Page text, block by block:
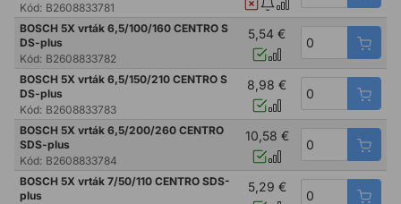
Kód: B2608833781
BOSCH 5X vrták 6,5/100/160 CENTRO S
DS-plus
Kód: B2608833782
5,54 €
BOSCH 5X vrták 6,5/150/210 CENTRO S
DS-plus
Kód: B2608833783
8,98 €
BOSCH 5X vrták 6,5/200/260 CENTRO
SDS-plus
Kód: B2608833784
10,58 €
BOSCH 5X vrták 7/50/110 CENTRO SDS-
plus
5,29 €